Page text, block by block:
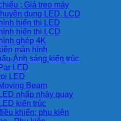
; Giá treo máy
dụng LED, LCD
hiển thị LED
hiển thị LCD
ghép 4K
màn hình
Ánh sáng kiến trúc
LED
LED
Beam
nhấp nháy quay
kiến trúc
khiển; phụ kiện